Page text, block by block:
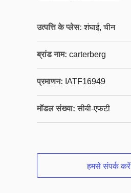
उत्पत्ति के प्लेस: शंघाई, चीन
ब्रांड नाम: carterberg
प्रमाणन: IATF16949
मॉडल संख्या: सीबी-एफटी
हमसे संपर्क करें